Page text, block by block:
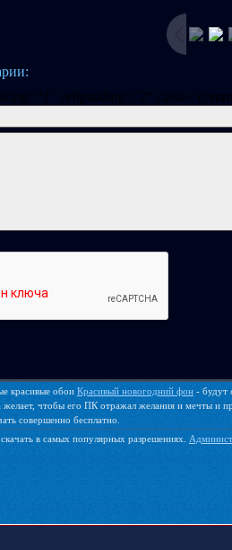
cellpadding="2"
красивые обои Красивый новогодний фон - будут
желает, чтобы его ПК отражал желания и мечты и
совершенно бесплатно.
в самых популярных разрешениях.